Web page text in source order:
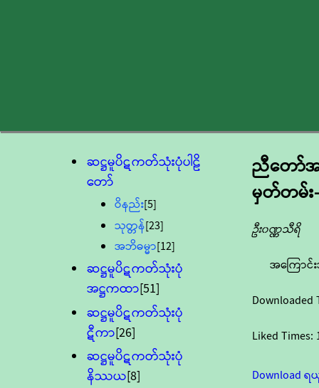
ဆဋ္ဌမူပိဋကတ်သုံးပုံပါဠိ
တော်
ဝိနည်း[5]
သုတ္တန်[23]
အဘိဓမ္မာ[12]
ဆဋ္ဌမူပိဋကတ်သုံးပုံ
အဋ္ဌကထာ[51]
ဆဋ္ဌမူပိဋကတ်သုံးပုံ
ဋီကာ[26]
ဆဋ္ဌမူပိဋကတ်သုံးပုံ
နိဿယ[8]
ညီတော်
မှတ်တမ်း
ဦး၀ဏ္ဏသီရိ
အကြောင်
Downloaded
Liked Times:
Download